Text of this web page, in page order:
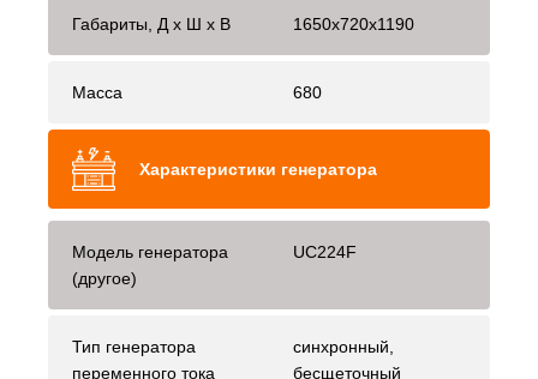
Габариты, Д x Ш x В 1650x720x1190
Масса 680
Характеристики генератора
Модель генератора
(другое)
UC224F
Тип генератора
переменного тока
синхронный,
бесщеточный